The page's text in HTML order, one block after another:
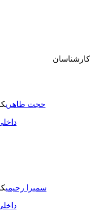
کارشناسان
حجت طاهری
سمیرا رحیمی